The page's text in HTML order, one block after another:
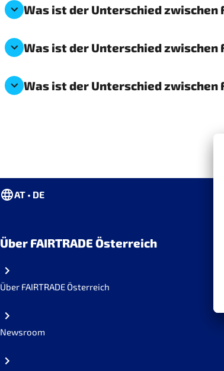
Was ist der Unterschied zwischen
Was ist der Unterschied zwischen
Was ist der Unterschied zwischen
AT • DE
Über FAIRTRADE Österreich
Über FAIRTRADE Österreich
Newsroom